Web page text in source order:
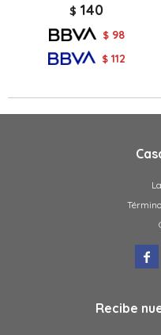
$ 140
$ 98
$ 112

Recibe